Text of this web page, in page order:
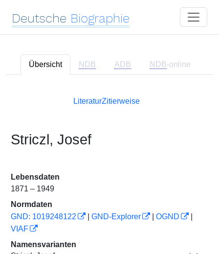
Deutsche Biographie
Übersicht NDB ADB NDB-online
LiteraturZitierweise
Striczl, Josef
Lebensdaten
1871 – 1949
Normdaten
GND: 1019248122
GND-Explorer OGND
VIAF
Namensvarianten